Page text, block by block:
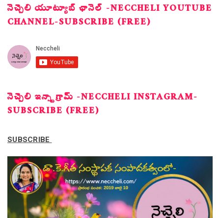
నెచ్చెలి యూట్యూబ్ ఛానెల్ -NECCHELI YOUTUBE
CHANNEL-SUBSCRIBE (FREE)
నెచ్చెలి ఇన్స్టాగ్రామ్ -NECCHELI INSTAGRAM-
SUBSCRIBE (FREE)
SUBSCRIBE